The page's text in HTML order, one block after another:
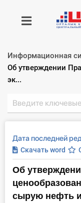
Получить
Главная ИС
Формы
Консультации
Правовая база
Информационная
Текущий:
Об утверждении
эк...
Дата последней
Скачать word
Об
сырую нефть